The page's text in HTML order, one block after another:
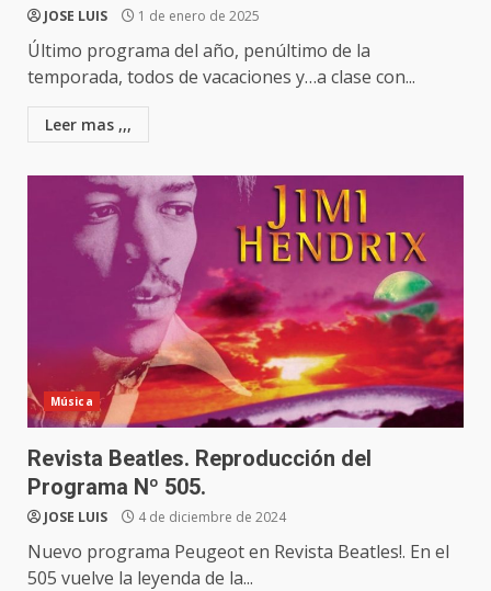
JOSE LUIS 1 de enero de 2025
Último programa del año, penúltimo de la
temporada, todos de vacaciones y…a clase con...
Leer mas ,,,
Música
Revista Beatles. Reproducción del
Programa Nº 505.
JOSE LUIS 4 de diciembre de 2024
Nuevo programa Peugeot en Revista Beatles!. En el
505 vuelve la leyenda de la...